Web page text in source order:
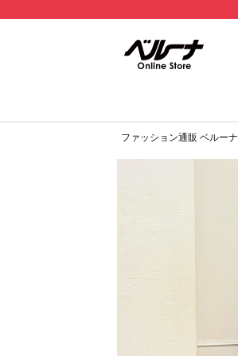
ファッション通販 ベルーナ